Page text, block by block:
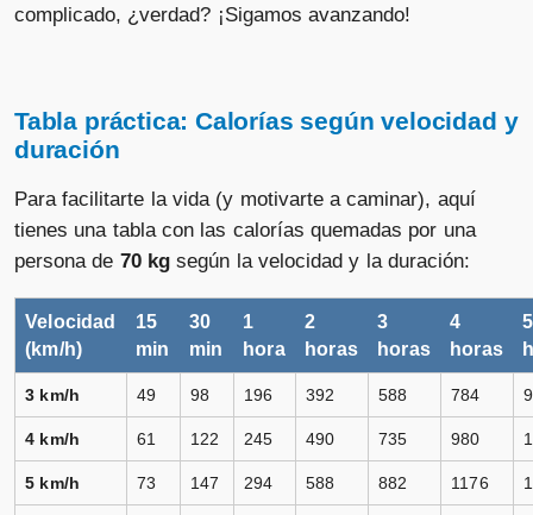
complicado, ¿verdad? ¡Sigamos avanzando!
Tabla práctica: Calorías según velocidad y
duración
Para facilitarte la vida (y motivarte a caminar), aquí
tienes una tabla con las calorías quemadas por una
persona de 70 kg según la velocidad y la duración:
Velocidad
(km/h)
15
min
30
min
1
hora
2
horas
3
horas
4
horas
5
3 km/h 49 98 196 392 588 784
4 km/h 61 122 245 490 735 980
5 km/h 73 147 294 588 882 1176